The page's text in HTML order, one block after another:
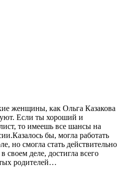
женщины, как Ольга Казакова
Если ты хороший и
то имеешь все шансы на
бы, могла работать
но смогла стать действительно
своем деле, достигла всего
родителей…